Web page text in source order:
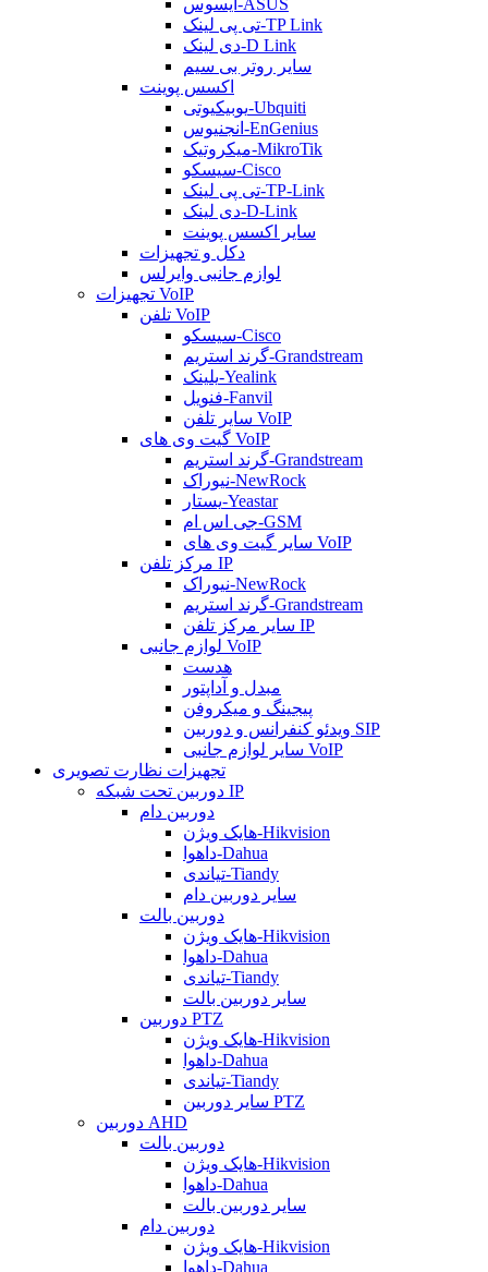
ایسوس-ASUS
تی پی لینک-TP Link
دی لینک-D Link
سایر روتر بی سیم
اکسس پوینت
یوبیکیوتی-Ubquiti
انجنیوس-EnGenius
میکروتیک-MikroTik
سیسکو-Cisco
تی پی لینک-TP-Link
دی لینک-D-Link
سایر اکسس پوینت
دکل و تجهیزات
لوازم جانبی وایرلس
تجهیزات VoIP
تلفن VoIP
سیسکو-Cisco
گرند استریم-Grandstream
یلینک-Yealink
فنویل-Fanvil
سایر تلفن VoIP
گیت وی های VoIP
گرند استریم-Grandstream
نیوراک-NewRock
یستار-Yeastar
جی اس ام-GSM
سایر گیت وی های VoIP
مرکز تلفن IP
نیوراک-NewRock
گرند استریم-Grandstream
سایر مرکز تلفن IP
لوازم جانبی VoIP
هدست
مبدل و آداپتور
پیجینگ و میکروفن
ویدئو کنفرانس و دوربین SIP
سایر لوازم جانبی VoIP
تجهیزات نظارت تصویری
دوربین تحت شبکه IP
دوربین دام
هایک ویژن-Hikvision
داهوا-Dahua
تیاندی-Tiandy
سایر دوربین دام
دوربین بالت
هایک ویژن-Hikvision
داهوا-Dahua
تیاندی-Tiandy
سایر دوربین بالت
دوربین PTZ
هایک ویژن-Hikvision
داهوا-Dahua
تیاندی-Tiandy
سایر دوربین PTZ
دوربین AHD
دوربین بالت
هایک ویژن-Hikvision
داهوا-Dahua
سایر دوربین بالت
دوربین دام
هایک ویژن-Hikvision
داهوا-Dahua